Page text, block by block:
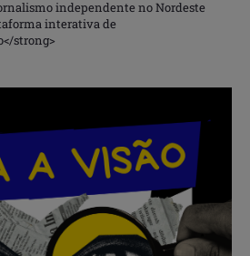
independente no Nordeste
interativa de
strong>